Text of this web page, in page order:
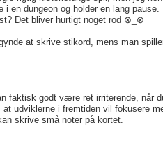
i en dungeon og holder en lang
Det bliver hurtigt noget rod ⊗_⊗
at skrive stikord, mens man
faktisk godt være ret irriterende, når
at udviklerne i fremtiden vil fokusere
skrive små noter på kortet.